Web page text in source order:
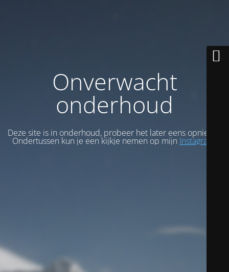
Onverwacht
onderhoud
Deze site is in onderhoud, probeer het later eens opnieuw.
Ondertussen kun je een kijkje nemen op mijn Instagram